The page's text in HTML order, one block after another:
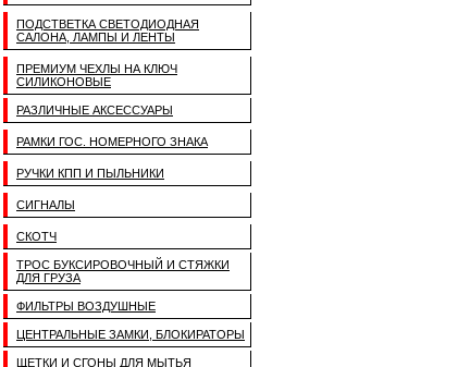
ПОДСТВЕТКА СВЕТОДИОДНАЯ
САЛОНА, ЛАМПЫ И ЛЕНТЫ
ПРЕМИУМ ЧЕХЛЫ НА КЛЮЧ
СИЛИКОНОВЫЕ
РАЗЛИЧНЫЕ АКСЕССУАРЫ
РАМКИ ГОС. НОМЕРНОГО ЗНАКА
РУЧКИ КПП И ПЫЛЬНИКИ
СИГНАЛЫ
СКОТЧ
ТРОС БУКСИРОВОЧНЫЙ И СТЯЖКИ
ДЛЯ ГРУЗА
ФИЛЬТРЫ ВОЗДУШНЫЕ
ЦЕНТРАЛЬНЫЕ ЗАМКИ, БЛОКИРАТОРЫ
ЩЕТКИ И СГОНЫ ДЛЯ МЫТЬЯ